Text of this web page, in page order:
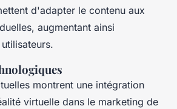
d'adapter le contenu aux
augmentant ainsi
montrent une intégration
virtuelle dans le marketing de